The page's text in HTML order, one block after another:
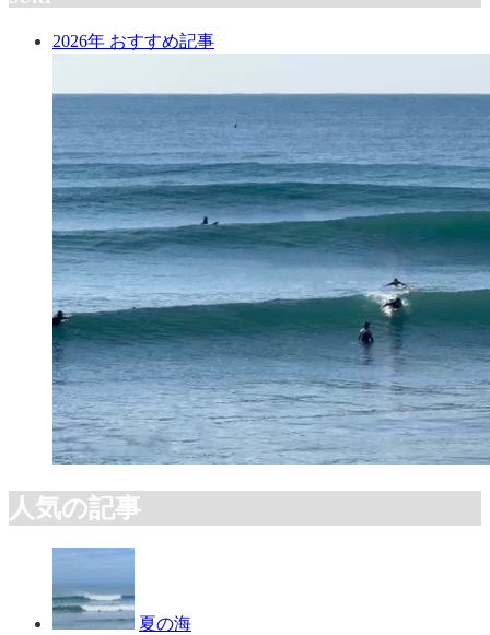
2026年 おすすめ記事
人気の記事
夏の海